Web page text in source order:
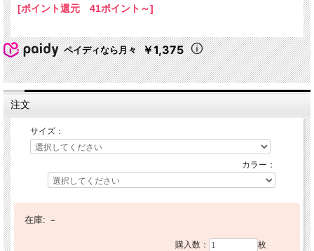
[ポイント還元 41ポイント～]
ペイディなら月々 ￥1,375
注文
サイズ：
カラー：
在庫: －
購入数： 枚